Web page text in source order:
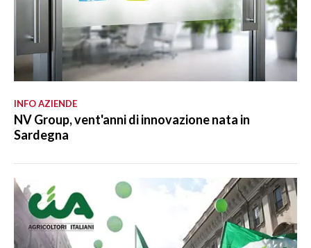
INFO AZIENDE
NV Group, vent'anni di innovazione nata in
Sardegna